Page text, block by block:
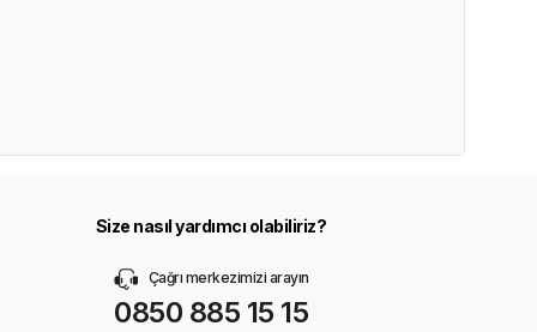
Size nasıl yardımcı olabiliriz?
Çağrı merkezimizi arayın
0850 885 15 15